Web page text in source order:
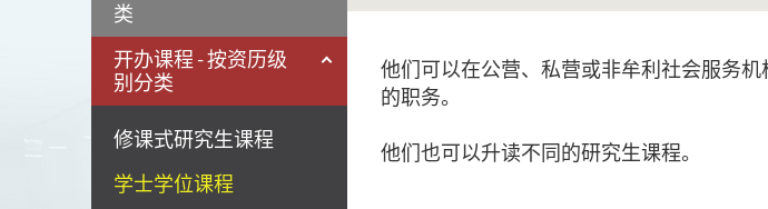
类
开办课程 - 按资历级
别分类
修课式研究生课程
学士学位课程
他们可以在公营、私营或非牟利社会服务
的职务。
他们也可以升读不同的研究生课程。